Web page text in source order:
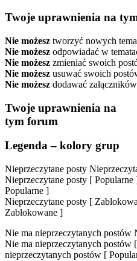
Twoje uprawnienia na
Nie możesz tworzyć nowych
Nie możesz odpowiadać w
Nie możesz zmieniać swoich
Nie możesz usuwać swoich
Nie możesz dodawać załączników
Twoje uprawnienia na
tym forum
Legenda – kolory grup
Nieprzeczytane posty
Nieprzeczytane posty [ Popularne
Popularne ]
Nieprzeczytane posty [
Zablokowane ]
Nie ma nieprzeczytanych postów
Nie ma nieprzeczytanych postów
nieprzeczytanych postów [